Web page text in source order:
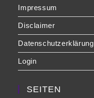
Impressum
Disclaimer
Datenschutzerklärung
Login
SEITEN